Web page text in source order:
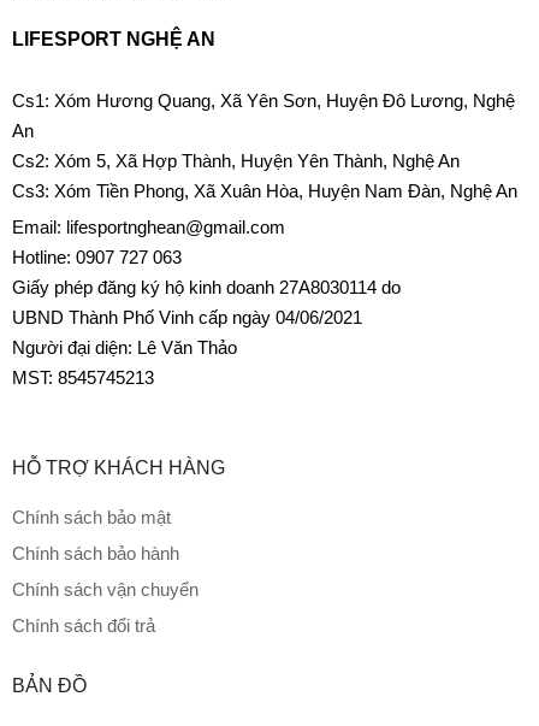
LIFESPORT NGHỆ AN
Cs1: Xóm Hương Quang, Xã Yên Sơn, Huyện Đô Lương, Nghệ
An
Cs2: Xóm 5, Xã Hợp Thành, Huyện Yên Thành, Nghệ An
Cs3: Xóm Tiền Phong, Xã Xuân Hòa, Huyện Nam Đàn, Nghệ An
Email: lifesportnghean@gmail.com
Hotline: 0907 727 063
Giấy phép đăng ký hộ kinh doanh 27A8030114 do
UBND Thành Phố Vinh cấp ngày 04/06/2021
Người đại diện: Lê Văn Thảo
MST: 8545745213
HỖ TRỢ KHÁCH HÀNG
Chính sách bảo mật
Chính sách bảo hành
Chính sách vận chuyển
Chính sách đổi trả
BẢN ĐỒ